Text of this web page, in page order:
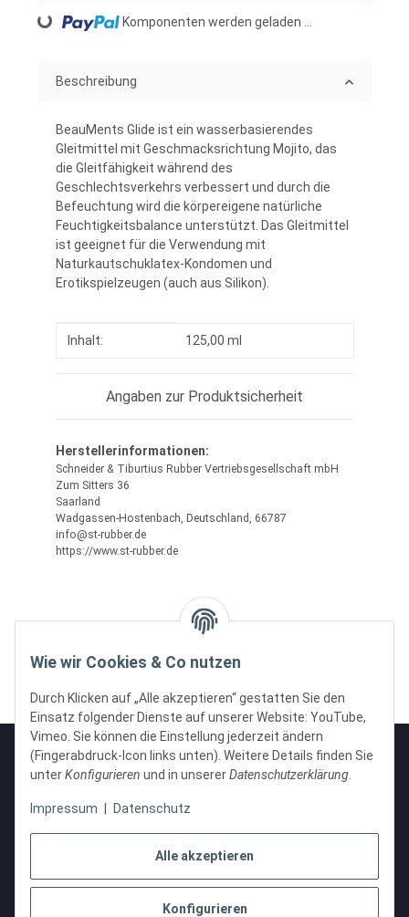
Alle akzeptieren
Konfigurieren
Wie wir Cookies & Co nutzen
Durch Klicken auf „Alle akzeptieren“ gestatten Sie den
Einsatz folgender Dienste auf unserer Website: YouTube,
Vimeo. Sie können die Einstellung jederzeit ändern
(Fingerabdruck-Icon links unten). Weitere Details finden Sie
unterKonfigurieren und in unsererDatenschutzerklärung.
Impressum Datenschutz
Loading... Komponenten werden geladen ...
Beschreibung
BeauMents Glide ist ein wasserbasierendes
Gleitmittel mit Geschmacksrichtung Mojito, das
die Gleitfähigkeit während des
Geschlechtsverkehrs verbessert und durch die
Befeuchtung wird die körpereigene natürliche
Feuchtigkeitsbalance unterstützt. Das Gleitmittel
ist geeignet für die Verwendung mit
Naturkautschuklatex-Kondomen und
Erotikspielzeugen (auch aus Silikon).
Produkteigenschaft
Wert
Inhalt: 125,00 ml
Angaben zur Produktsicherheit
Herstellerinformationen:
Schneider & Tiburtius Rubber Vertriebsgesellschaft mbH
Zum Sitters 36
Saarland
Wadgassen-Hostenbach, Deutschland, 66787
info@st-rubber.de
https://www.st-rubber.de